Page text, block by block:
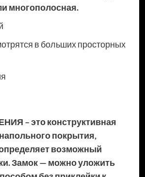
многополосная.
в больших просторных
– это конструктивная
покрытия,
возможный
Замок — можно уложить